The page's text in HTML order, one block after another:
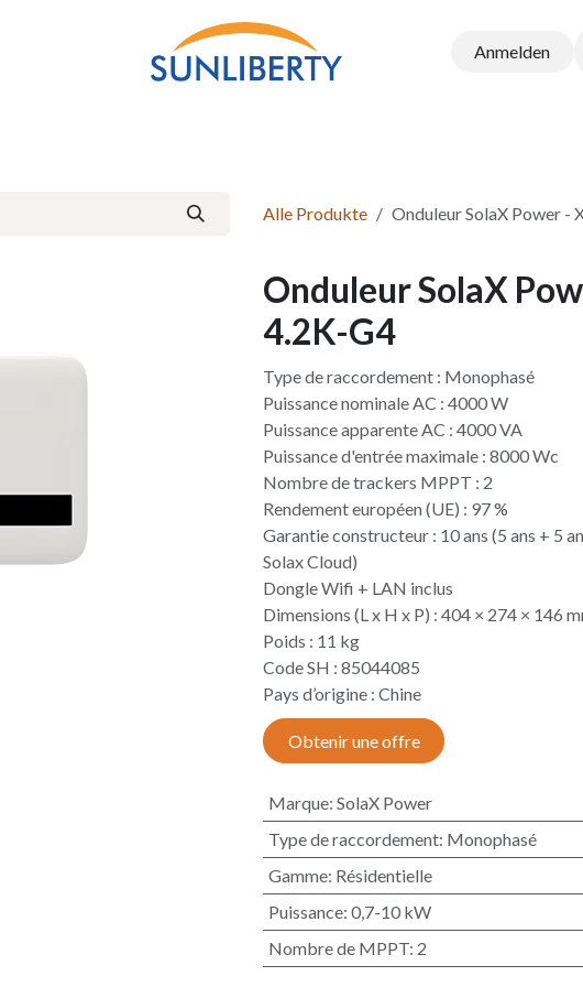
Anmelden
Alle Produkte Onduleur SolaX Power -
Onduleur SolaX
4.2K-G4
Type de raccordement : Monophasé
Puissance nominale AC : 4000 W
Puissance apparente AC : 4000 VA
Puissance d'entrée maximale : 8000 Wc
Nombre de trackers MPPT : 2
Rendement européen (UE) : 97 %
Garantie constructeur : 10 ans (5 ans + 5
Solax Cloud)
Dongle Wifi + LAN inclus
Dimensions (L x H x P) : 404 × 274 × 146
Poids : 11 kg
Code SH : 85044085
Pays d’origine : Chine​
Obtenir une offre
Marque: SolaX Power
Type de raccordement: Monophasé
Gamme: Résidentielle
Puissance: 0,7-10 kW
Nombre de MPPT: 2